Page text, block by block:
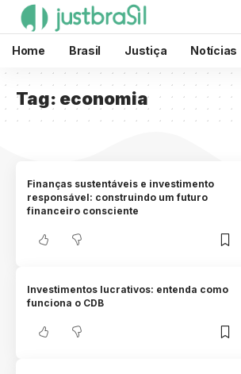
Home Brasil Justiça Notícias
Tag: economia
Finanças sustentáveis ​​e investimento
responsável: construindo um futuro
financeiro consciente
Investimentos lucrativos: entenda como
funciona o CDB